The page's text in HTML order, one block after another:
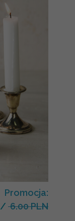
Promocja:
/ 6.00 PLN